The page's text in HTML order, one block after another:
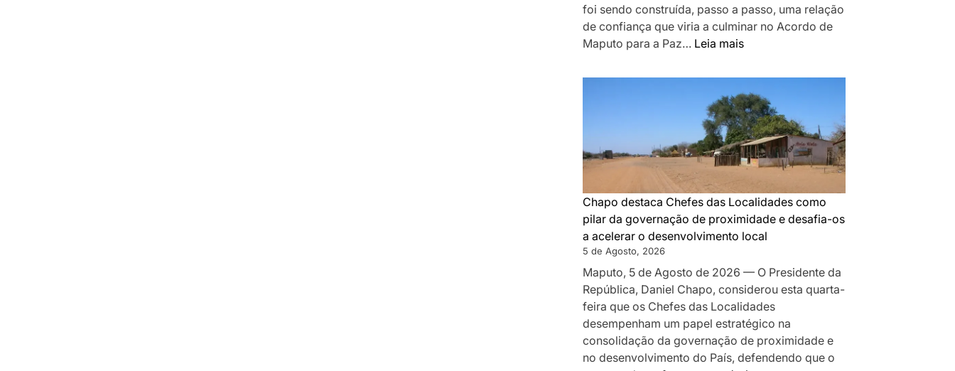
foi sendo construída, passo a passo, uma relação
de confiança que viria a culminar no Acordo de
Maputo para a Paz… Leia mais:
MONTANHA
A
MAPUTO:
OS
BASTIDORES
DA
QUE
SILENCIOU
AS
MOÇAMBIQUE
Chapo destaca Chefes das Localidades como
pilar da governação de proximidade e desafia-os
a acelerar o desenvolvimento local
5 de Agosto, 2026
Maputo, 5 de Agosto de 2026 — O Presidente da
República, Daniel Chapo, considerou esta quarta-
feira que os Chefes das Localidades
desempenham um papel estratégico na
consolidação da governação de proximidade e
no desenvolvimento do País, defendendo que o